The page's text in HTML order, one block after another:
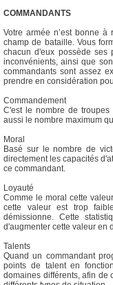
COMMANDANTS
Votre armée n’est bonne
champ de bataille. Vous
chacun d'eux possède ses
inconvénients, ainsi que
commandants sont assez
prendre en considération
Commandement
C'est le nombre de troupes
aussi le nombre maximum
Moral
Basé sur le nombre de
directement les capacités
ce commandant.
Loyauté
Comme le moral cette
cette valeur est trop
démissionne. Cette
d'augmenter cette valeur en
Talents
Quand un commandant
points de talent en
domaines différents, afin de